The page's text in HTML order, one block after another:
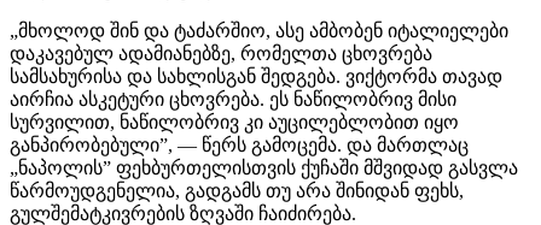
„მხოლოდ შინ და ტაძარშიო, ასე ამბობენ იტალიელები
დაკავებულ ადამიანებზე, რომელთა ცხოვრება
სამსახურისა და სახლისგან შედგება. ვიქტორმა თავად
აირჩია ასკეტური ცხოვრება. ეს ნაწილობრივ მისი
სურვილით, ნაწილობრივ კი აუცილებლობით იყო
განპირობებული”, — წერს გამოცემა. და მართლაც
„ნაპოლის” ფეხბურთელისთვის ქუჩაში მშვიდად გასვლა
წარმოუდგენელია, გადგამს თუ არა შინიდან ფეხს,
გულშემატკივრების ზღვაში ჩაიძირება.